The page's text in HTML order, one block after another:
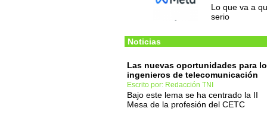
Lo que va a
serio
Noticias
Las nuevas oportunidades para
ingenieros de telecomunicación
Escrito por: Redacción TNI
Bajo este lema se ha centrado la II
Mesa de la profesión del CETC